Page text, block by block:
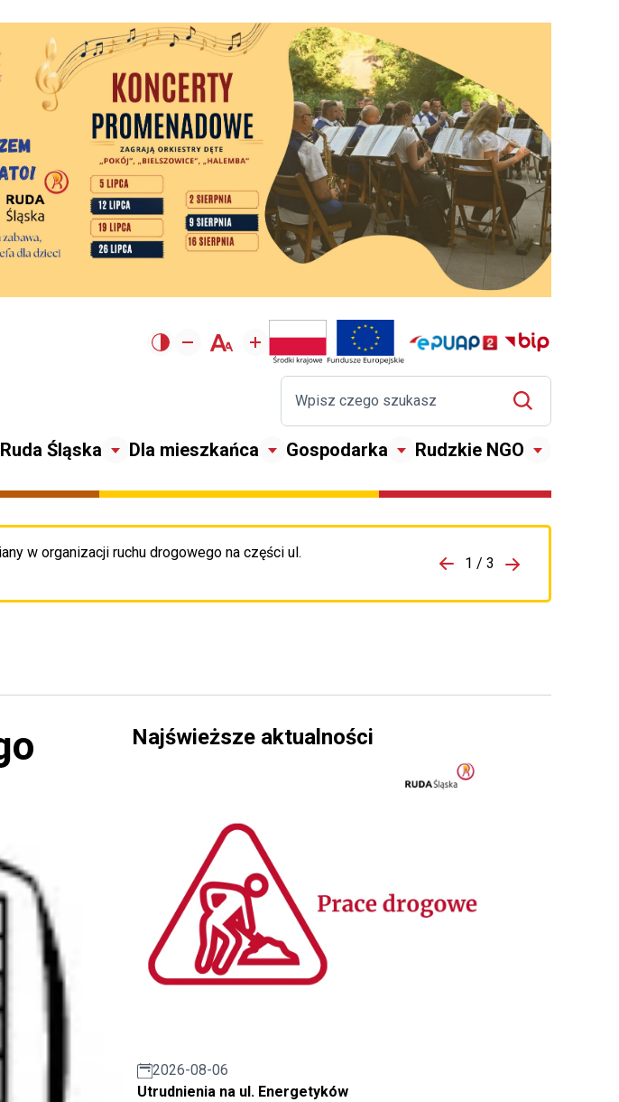
Ruda Śląska Dla mieszkańca Gospodarka Rudzkie NGO
w organizacji ruchu drogowego na części ul.Przejdź do porzpedniego komunikatu 1 / 3
Przejdź do
Najświeższe aktualności
2026-08-06
Utrudnienia na ul. Energetyków